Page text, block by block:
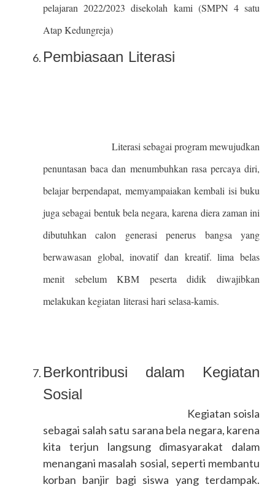
pelajaran 2022/2023 disekolah kami (SMPN 4 satu
Atap Kedungreja)
Pembiasaan Literasi
Literasi sebagai program mewujudkan
penuntasan baca dan menumbuhkan rasa percaya diri,
belajar berpendapat, memyampaiakan kembali isi buku
juga sebagai bentuk bela negara, karena diera zaman ini
dibutuhkan calon generasi penerus bangsa yang
berwawasan global, inovatif dan kreatif. lima belas
menit sebelum KBM peserta didik diwajibkan
melakukan kegiatan literasi hari selasa-kamis.
Berkontribusi dalam Kegiatan
Sosial
Kegiatan soisla
sebagai salah satu sarana bela negara, karena
kita terjun langsung dimasyarakat dalam
menangani masalah sosial, seperti membantu
korban banjir bagi siswa yang terdampak.